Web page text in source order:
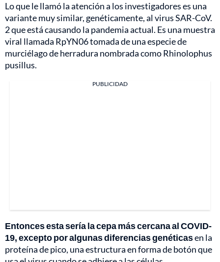
Lo que le llamó la atención a los investigadores es una
variante muy similar, genéticamente, al virus SAR-CoV.
2 que está causando la pandemia actual. Es una muestra
viral llamada RpYN06 tomada de una especie de
murciélago de herradura nombrada como Rhinolophus
pusillus.
PUBLICIDAD
Entonces esta sería la cepa más cercana al COVID-
19, excepto por algunas diferencias genéticasen la
proteína de pico, una estructura en forma de botón que